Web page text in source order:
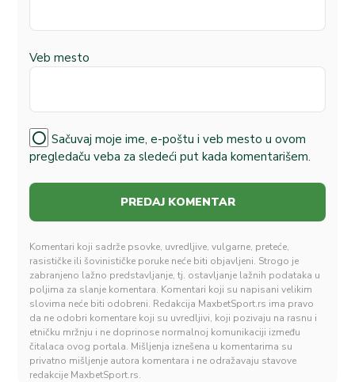
Veb mesto
Sačuvaj moje ime, e-poštu i veb mesto u ovom
pregledaču veba za sledeći put kada komentarišem.
Komentari koji sadrže psovke, uvredljive, vulgarne, preteće,
rasističke ili šovinističke poruke neće biti objavljeni. Strogo je
zabranjeno lažno predstavljanje, tj. ostavljanje lažnih podataka u
poljima za slanje komentara. Komentari koji su napisani velikim
slovima neće biti odobreni. Redakcija MaxbetSport.rs ima pravo
da ne odobri komentare koji su uvredljivi, koji pozivaju na rasnu i
etničku mržnju i ne doprinose normalnoj komunikaciji između
čitalaca ovog portala. Mišljenja iznešena u komentarima su
privatno mišljenje autora komentara i ne odražavaju stavove
redakcije MaxbetSport.rs.